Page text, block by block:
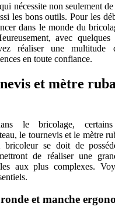
nécessite non seulement
les bons outils. Pour les
dans le monde du
avec
réaliser une multitude
en toute confiance.
et mètre
le bricolage,
le tournevis et le mètre
se doit de
de réaliser une
aux plus complexes.
et manche